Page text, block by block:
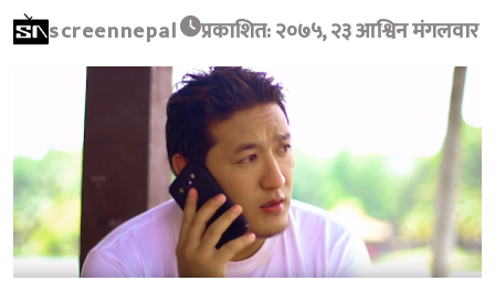
screennepal प्रकाशित: २०७५, २३ आश्विन मंगलवार